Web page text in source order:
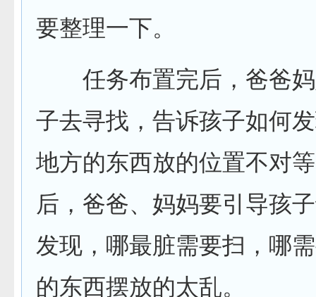
要整理一下。
任务布置完后，爸爸妈
子去寻找，告诉孩子如何
地方的东西放的位置不对
后，爸爸、妈妈要引导孩
发现，哪最脏需要扫，哪
的东西摆放的太乱。